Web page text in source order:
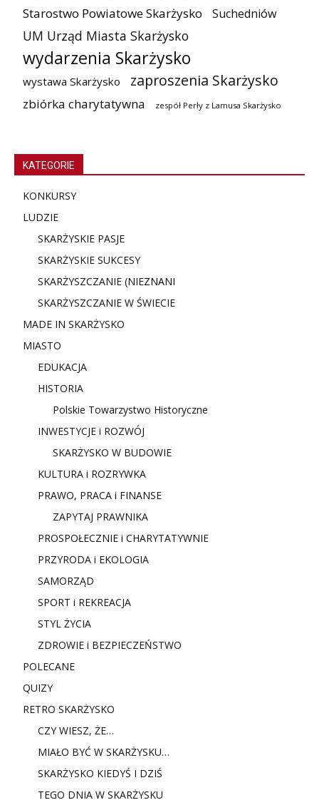
Starostwo Powiatowe Skarżysko Suchedniów
UM Urząd Miasta Skarżysko
wydarzenia Skarżysko
wystawa Skarżysko zaproszenia Skarżysko
zbiórka charytatywna zespół Perły z Lamusa Skarżysko
KATEGORIE
KONKURSY
LUDZIE
SKARŻYSKIE PASJE
SKARŻYSKIE SUKCESY
SKARŻYSZCZANIE (NIEZNANI
SKARŻYSZCZANIE W ŚWIECIE
MADE IN SKARŻYSKO
MIASTO
EDUKACJA
HISTORIA
Polskie Towarzystwo Historyczne
INWESTYCJE i ROZWÓJ
SKARŻYSKO W BUDOWIE
KULTURA i ROZRYWKA
PRAWO, PRACA i FINANSE
ZAPYTAJ PRAWNIKA
PROSPOŁECZNIE i CHARYTATYWNIE
PRZYRODA i EKOLOGIA
SAMORZĄD
SPORT i REKREACJA
STYL ŻYCIA
ZDROWIE i BEZPIECZEŃSTWO
POLECANE
QUIZY
RETRO SKARŻYSKO
CZY WIESZ, ŻE…
MIAŁO BYĆ W SKARŻYSKU…
SKARŻYSKO KIEDYŚ I DZIŚ
TEGO DNIA W SKARŻYSKU